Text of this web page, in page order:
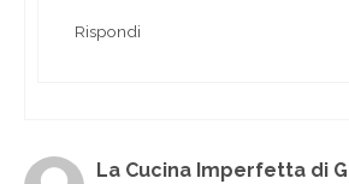
Rispondi
La Cucina Imperfetta di